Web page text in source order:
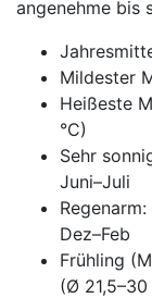
angenehme bis
Mildester
Heißeste
°C)
Sehr
Juni–Juli
Dez–Feb
Frühling
(Ø 21,5–30